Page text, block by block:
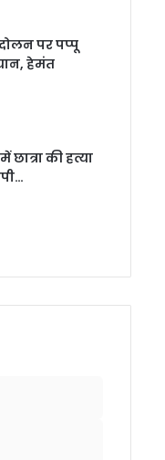
पर पप्पू
हेमंत
की हत्या